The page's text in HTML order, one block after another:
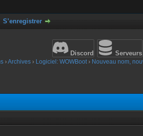
S’enregistrer
Discord Serveurs
›Archives › Logiciel: WOWBoot› Nouveau nom,